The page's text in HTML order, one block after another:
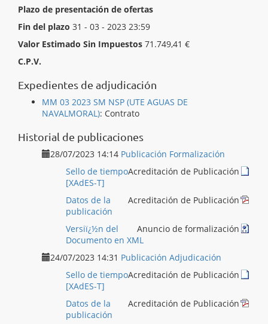
Plazo de presentación de ofertas
Inicio del plazo 28 - 03 - 2023 09:50
Fin del plazo 31 - 03 - 2023 23:59
Valor Estimado Sin Impuestos 71.749,41 €
C.P.V.
Expedientes de adjudicación
MM 03 2023 SM NSP (UTE AGUAS DE
NAVALMORAL): Contrato
Historial de publicaciones
28/07/2023 14:14 Publicación Formalización
Acreditación de Publicación
Sello de tiempo
[XAdES-T]
Acreditación de Publicación
Datos de la
publicación
Anuncio de formalización
Versiï¿½n del
Documento en XML
24/07/2023 14:31 Publicación Adjudicación
Acreditación de Publicación
Sello de tiempo
[XAdES-T]
Acreditación de Publicación
Datos de la
publicación